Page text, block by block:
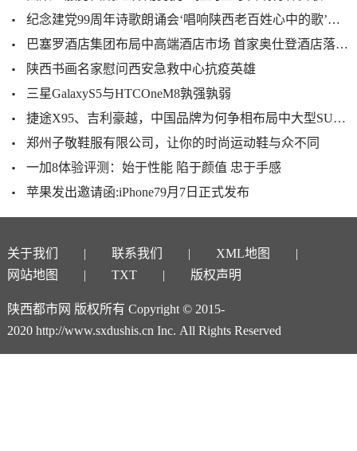
纪念建党99周年诗歌朗诵会‘唱响陕西老百姓心中的歌’隆重举行
巴塞罗酒店集团布局中高端酒店市场 首家奥仕登酒店落户西安
陕西书画名家慰问西安急救中心抗疫英雄
三星GalaxyS5与HTCOneM8孰强孰弱
捷途X95、吉利豪越，中国品牌为何争相布局中大型SUV市场
郑州子敬鞋服有限公司，让你的时尚运动鞋与众不同
一加8体验评测：始于性能 陷于颜值 忠于手感
苹果发出邀请函:iPhone79月7日正式发布
关于我们 联系我们
XML地图
网站地图
TXT 版权声明
陕西都市网 版权所有 Copyright © 2015-
2020 http://www.sxdushis.cn Inc. All Rights Reserved